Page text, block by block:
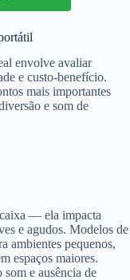
envolve avaliar
e custo-benefício.
mais importantes
e som de
— ela impacta
e agudos. Modelos de
ambientes pequenos,
espaços maiores.
e ausência de